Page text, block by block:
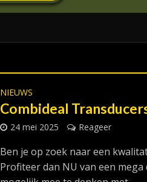
NIEUWS
Combideal
24 mei 2025 Reageer
Ben je op zoek naar een
Profiteer dan NU van een